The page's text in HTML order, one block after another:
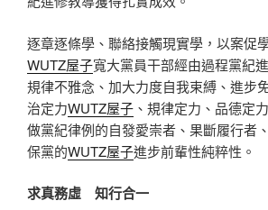
逐章逐條學、聯絡接觸現實學，以案促
WUTZ屋子寬大黨員干部經由過程黨紀
規律不雅念、加大力度自我束縛、進步
治定力WUTZ屋子 、規律定力、品德定
做黨紀律例的自發愛崇者、果斷履行者
保黨的WUTZ屋子進步前輩性純粹性。
求真務虛 知行合一